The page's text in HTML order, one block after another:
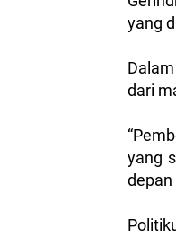
yang
dari
yang
depan